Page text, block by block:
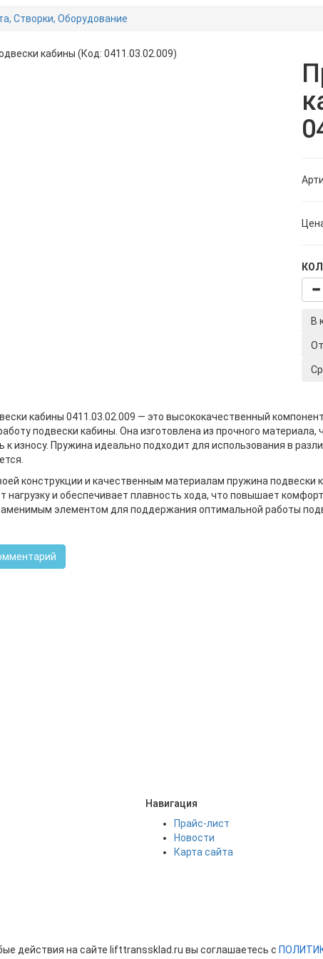
Створки, Оборудование
В
кабины 0411.03.02.009 — это высококачественный
подвески кабины. Она изготовлена из прочного материала,
к износу. Пружина идеально подходит для использования в
конструкции и качественным материалам пружина подвески
нагрузку и обеспечивает плавность хода, что повышает
элементом для поддержания оптимальной работы
Навигация
Прайс-лист
Новости
Карта сайта
действия на сайте lifttranssklad.ru вы соглашаетесь с